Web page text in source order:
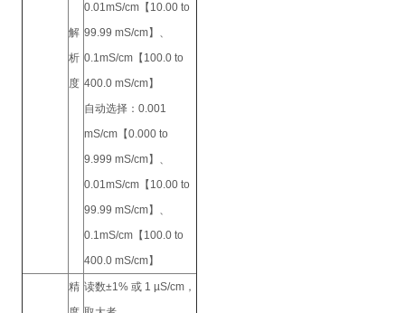
解
析
度
0.01mS/cm【10.00 to
99.99 mS/cm】、
0.1mS/cm【100.0 to
400.0 mS/cm】
自动选择： 0.001
mS/cm【0.000 to
9.999 mS/cm】、
0.01mS/cm【10.00 to
99.99 mS/cm】、
0.1mS/cm【100.0 to
400.0 mS/cm】
精 读数±1% 或 1 µS/cm，